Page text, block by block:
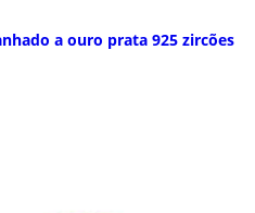
a ouro prata 925 zircões